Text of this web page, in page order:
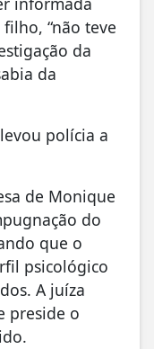
“não teve
da
da
polícia a
de Monique
do
que o
psicológico
A juíza
preside o